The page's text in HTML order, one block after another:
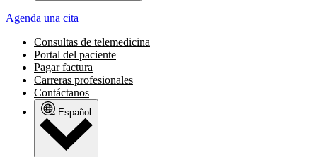
Agenda una cita
Consultas de telemedicina
Portal del paciente
Pagar factura
Carreras profesionales
Contáctanos
Español